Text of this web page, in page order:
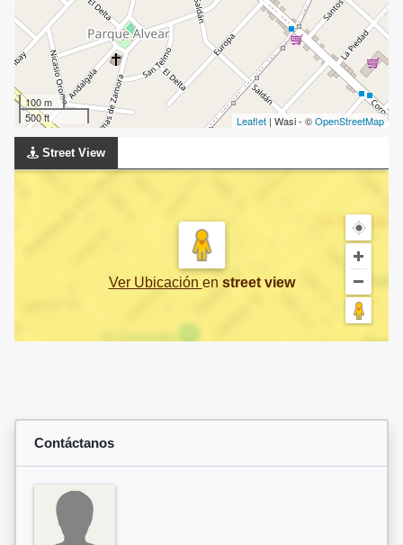
100 m
500 ft
Leaflet | Wasi - ©OpenStreetMap
Street View
Ver Ubicación en street view
Contáctanos